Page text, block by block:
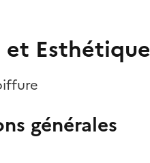
Esthétique
générales